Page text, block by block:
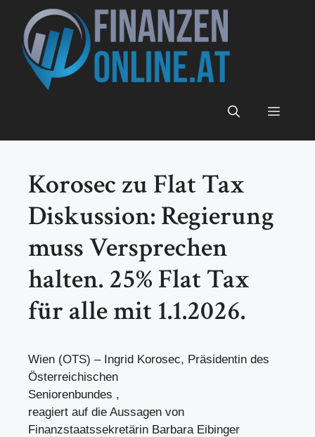
Inhalt
springen
Menü
Korosec zu Flat Tax
Diskussion: Regierung
muss Versprechen
halten. 25% Flat Tax
für alle mit 1.1.2026.
Wien (OTS) – Ingrid Korosec, Präsidentin des
Österreichischen
Seniorenbundes ,
reagiert auf die Aussagen von
Finanzstaatssekretärin Barbara Eibinger